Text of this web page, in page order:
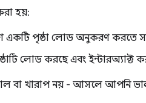
হয়:
একটি পৃষ্ঠা লোড অনুকরণ করতে
লোড করছে এবং ইন্টারঅ্যাক্ট
বা খারাপ নয় - আসলে আপনি